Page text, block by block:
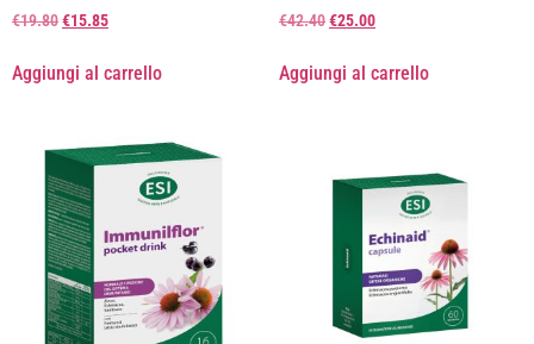
€19.80€15.85
Aggiungi al carrello
€42.40€25.00
Aggiungi al carrello